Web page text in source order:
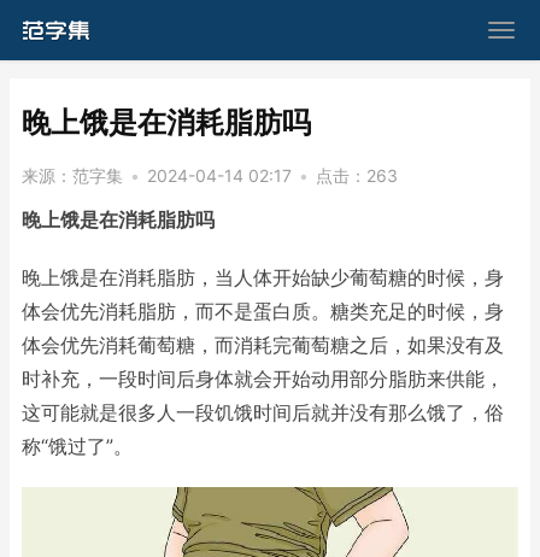
​晚上饿是在消耗脂肪吗
来源： 范字集 • 2024-04-14 02:17 • 点击： 263
晚上饿是在消耗脂肪吗
晚上饿是在消耗脂肪，当人体开始缺少葡萄糖的时候，身
体会优先消耗脂肪，而不是蛋白质。糖类充足的时候，身
体会优先消耗葡萄糖，而消耗完葡萄糖之后，如果没有及
时补充，一段时间后身体就会开始动用部分脂肪来供能，
这可能就是很多人一段饥饿时间后就并没有那么饿了，俗
称“饿过了”。